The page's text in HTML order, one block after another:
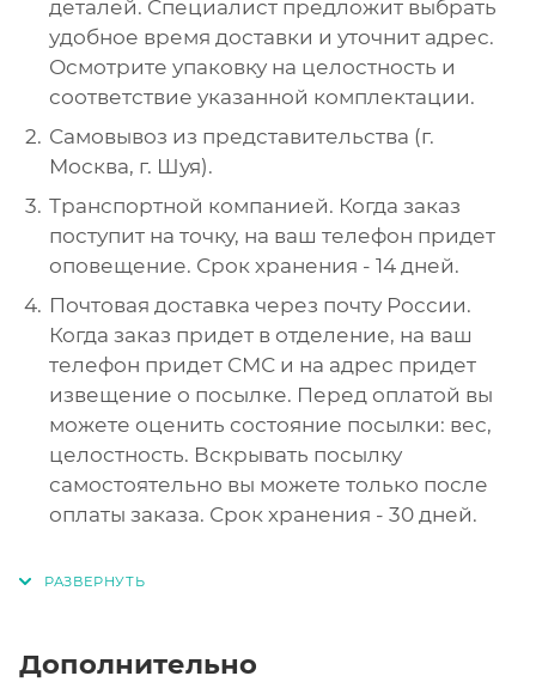
деталей. Специалист предложит выбрать
удобное время доставки и уточнит адрес.
Осмотрите упаковку на целостность и
соответствие указанной комплектации.
Самовывоз из представительства (г.
Москва, г. Шуя).
Транспортной компанией. Когда заказ
поступит на точку, на ваш телефон придет
оповещение. Срок хранения - 14 дней.
Почтовая доставка через почту России.
Когда заказ придет в отделение, на ваш
телефон придет СМС и на адрес придет
извещение о посылке. Перед оплатой вы
можете оценить состояние посылки: вес,
целостность. Вскрывать посылку
самостоятельно вы можете только после
оплаты заказа. Срок хранения - 30 дней.
Дополнительно